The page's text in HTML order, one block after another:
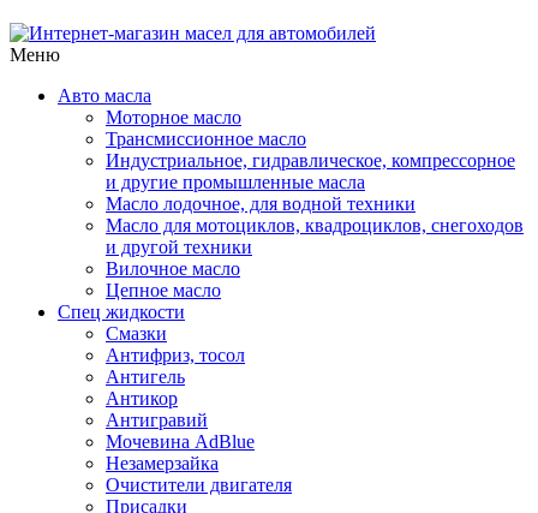
Меню
Авто масла
Моторное масло
Трансмиссионное масло
Индустриальное, гидравлическое, компрессорное
и другие промышленные масла
Масло лодочное, для водной техники
Масло для мотоциклов, квадроциклов, снегоходов
и другой техники
Вилочное масло
Цепное масло
Спец жидкости
Смазки
Антифриз, тосол
Антигель
Антикор
Антигравий
Мочевина AdBlue
Незамерзайка
Очистители двигателя
Присадки